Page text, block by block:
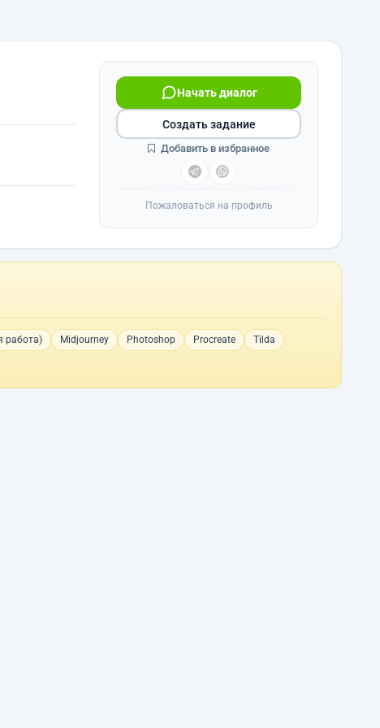
Начать диалог
Создать задание
Добавить в избранное
Пожаловаться на профиль
работа) Midjourney Photoshop Procreate
Tilda